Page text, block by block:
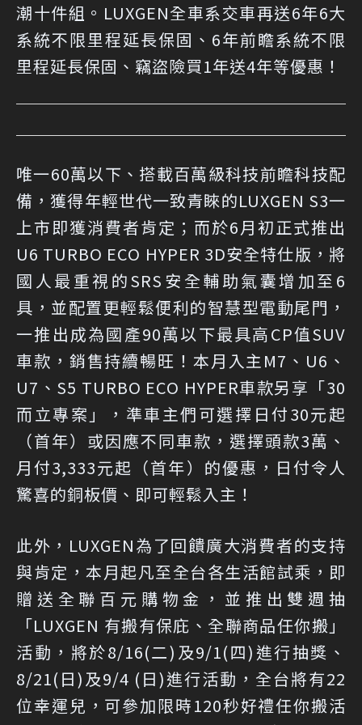
潮十件組。LUXGEN全車系交車再送6年6大
系統不限里程延長保固、6年前瞻系統不限
里程延長保固、竊盜險買1年送4年等優惠！
唯一60萬以下、搭載百萬級科技前瞻科技配
備，獲得年輕世代一致青睞的LUXGEN S3一
上市即獲消費者肯定；而於6月初正式推出
U6 TURBO ECO HYPER 3D安全特仕版，將
國人最重視的SRS安全輔助氣囊增加至6
具，並配置更輕鬆便利的智慧型電動尾門，
一推出成為國產90萬以下最具高CP值SUV
車款，銷售持續暢旺！本月入主M7、U6、
U7、S5 TURBO ECO HYPER車款另享「30
而立專案」，準車主們可選擇日付30元起
（首年）或因應不同車款，選擇頭款3萬、
月付3,333元起（首年）的優惠，日付令人
驚喜的銅板價、即可輕鬆入主！
此外，LUXGEN為了回饋廣大消費者的支持
與肯定，本月起凡至全台各生活館試乘，即
贈送全聯百元購物金，並推出雙週抽
「LUXGEN 有搬有保庇、全聯商品任你搬」
活動，將於8/16(二)及9/1(四)進行抽獎、
8/21(日)及9/4 (日)進行活動，全台將有22
位幸運兒，可參加限時120秒好禮任你搬活